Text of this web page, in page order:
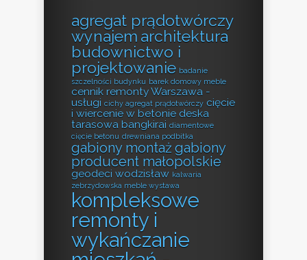
agregat prądotwórczy
wynajem architektura
budownictwo i
projektowanie badanie
szczelności budynku barek domowy meble
cennik remonty Warszawa -
usługi cichy agregat prądotwórczy cięcie
i wiercenie w betonie deska
tarasowa bangkirai diamentowe
cięcie betonu drewniana podbitka
gabiony montażgabiony
producent małopolskie
geodeci wodzisław kalwaria
zebrzydowska meble wystawa
kompleksowe
remonty i
wykańczanie